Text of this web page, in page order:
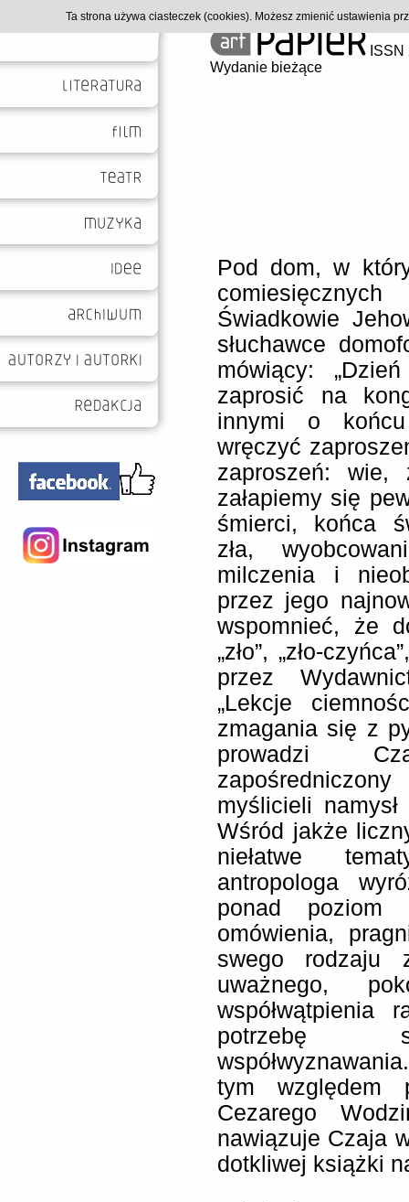
Wydanie bieżące
Pod dom, w
Świadkowie
słuchawce
mówiący:
zaprosić na
innymi o
wręczyć
zaproszeń:
załapiemy się
śmierci, końca
zła,
milczenia i
przez jego
wspomnieć, że
„zło”, „zło-
przez
„Lekcje
zmagania się z
prowadzi
myślicieli namysł
Wśród jakże
niełatwe
antropologa
ponad poziom
omówienia,
swego rodzaju
uważnego,
współwątpienia
potrzebę
tym względem
Cezarego
nawiązuje Czaja
dotkliwej książki
Ta strona używa ciasteczek (cookies). Możesz zmienić ustawienia